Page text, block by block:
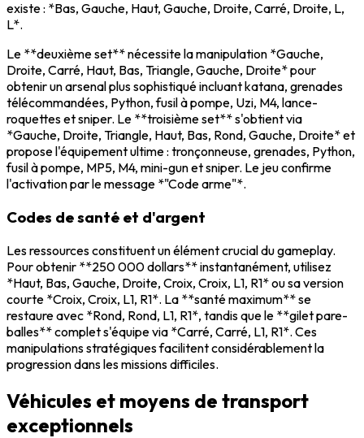
existe : *Bas, Gauche, Haut, Gauche, Droite, Carré, Droite, L,
L*.
Le **deuxième set** nécessite la manipulation *Gauche,
Droite, Carré, Haut, Bas, Triangle, Gauche, Droite* pour
obtenir un arsenal plus sophistiqué incluant katana, grenades
télécommandées, Python, fusil à pompe, Uzi, M4, lance-
roquettes et sniper. Le **troisième set** s'obtient via
*Gauche, Droite, Triangle, Haut, Bas, Rond, Gauche, Droite* et
propose l'équipement ultime : tronçonneuse, grenades, Python,
fusil à pompe, MP5, M4, mini-gun et sniper. Le jeu confirme
l'activation par le message *"Code arme"*.
Codes de santé et d'argent
Les ressources constituent un élément crucial du gameplay.
Pour obtenir **250 000 dollars** instantanément, utilisez
*Haut, Bas, Gauche, Droite, Croix, Croix, L1, R1* ou sa version
courte *Croix, Croix, L1, R1*. La **santé maximum** se
restaure avec *Rond, Rond, L1, R1*, tandis que le **gilet pare-
balles** complet s'équipe via *Carré, Carré, L1, R1*. Ces
manipulations stratégiques facilitent considérablement la
progression dans les missions difficiles.
Véhicules et moyens de transport
exceptionnels